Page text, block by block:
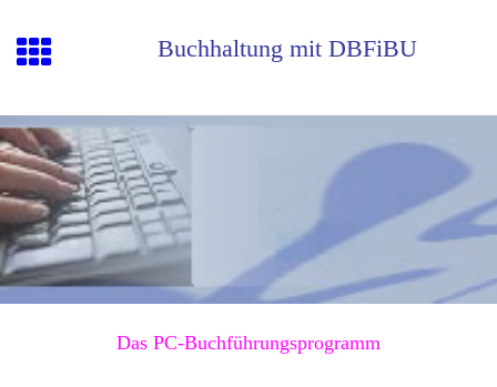
Buchhaltung mit DBFiBU
Das PC-Buchführungsprogramm